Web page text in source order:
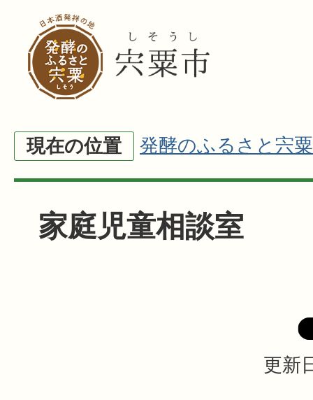
現在の位置 発酵のふるさと宍粟
家庭児童相談室
更新